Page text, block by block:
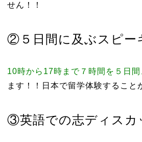
せん！！
②５日間に及ぶスピー
10時から17時まで７時間を５日
ます！！日本で留学体験すること
③英語での志ディスカ